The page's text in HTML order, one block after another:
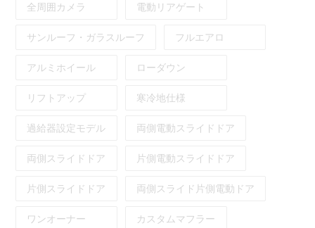
全周囲カメラ 電動リアゲート
サンルーフ・ガラスルーフ フルエアロ
アルミホイール ローダウン
リフトアップ 寒冷地仕様
過給器設定モデル 両側電動スライドドア
両側スライドドア 片側電動スライドドア
片側スライドドア 両側スライド片側電動ドア
ワンオーナー カスタムマフラー